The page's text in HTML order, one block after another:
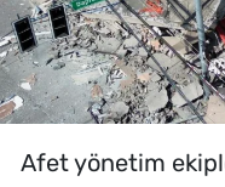
Afet yönetim